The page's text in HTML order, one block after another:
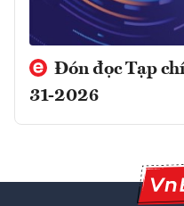
Đón đọc Tạp
31-2026